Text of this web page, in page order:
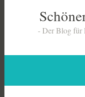
Der Blog für